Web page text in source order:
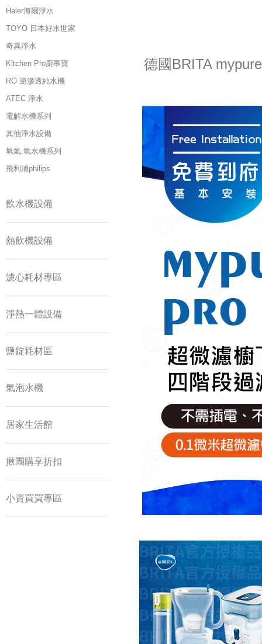
Haier海爾淨水
TOYO 日本好水世家
奇異淨水
Kitchen Pro廚事寶
RO 逆滲透純水機
ATEC 淨水
電解水機系列
其他淨水設備
氫氣.氫水機系列
飛利浦philips
飲水機設備
熱飲機設備
濾心耗材專區
淨熱一體設備
鹽錠耗材區
氣泡水機
居家生活館
揪團購享折扣
小資買買專區
德國BRITA